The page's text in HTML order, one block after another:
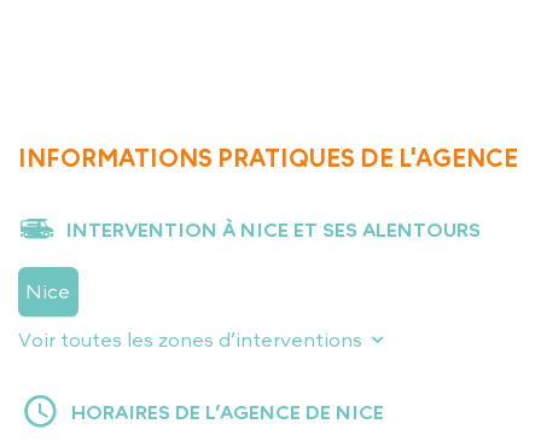
INFORMATIONS PRATIQUES DE L'AGENCE
INTERVENTION À NICE ET SES ALENTOURS
Nice
Voir toutes les zones d’interventions
HORAIRES DE L’AGENCE DE NICE